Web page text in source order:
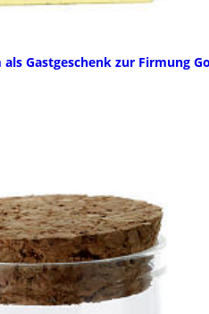
Gastgeschenk zur Firmung